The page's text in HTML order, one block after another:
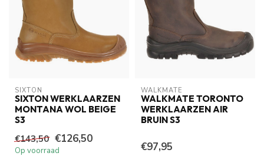
SIXTON
SIXTON WERKLAARZEN
MONTANA WOL BEIGE
S3
€143,50 €126,50
Op voorraad
WALKMATE
WALKMATE TORONTO
WERKLAARZEN AIR
BRUIN S3
€97,95